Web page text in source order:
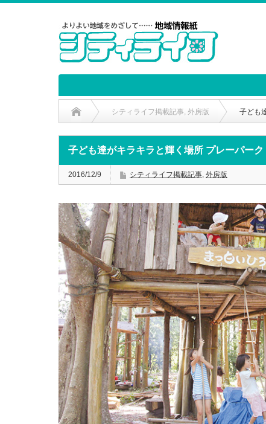
シティライフ掲載記事, 外房版 子ども
子ども達がキラキラと輝く場所 プレーパーク
2016/12/9 シティライフ掲載記事, 外房版